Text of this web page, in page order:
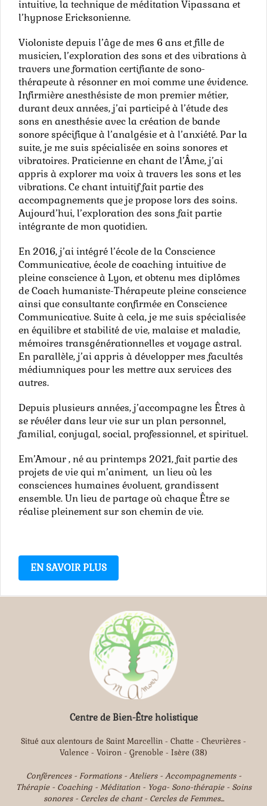
intuitive, la technique de méditation Vipassana et
l’hypnose Ericksonienne.
Violoniste depuis l’âge de mes 6 ans et fille de
musicien, l’exploration des sons et des vibrations à
travers une formation certifiante de sono-
thérapeute à résonner en moi comme une évidence.
Infirmière anesthésiste de mon premier métier,
durant deux années, j’ai participé à l’étude des
sons en anesthésie avec la création de bande
sonore spécifique à l’analgésie et à l’anxiété. Par la
suite, je me suis spécialisée en soins sonores et
vibratoires. Praticienne en chant de l’Âme, j’ai
appris à explorer ma voix à travers les sons et les
vibrations. Ce chant intuitif fait partie des
accompagnements que je propose lors des soins.
Aujourd’hui, l’exploration des sons fait partie
intégrante de mon quotidien.
En 2016, j’ai intégré l’école de la Conscience
Communicative, école de coaching intuitive de
pleine conscience à Lyon, et obtenu mes diplômes
de Coach humaniste-Thérapeute pleine conscience
ainsi que consultante confirmée en Conscience
Communicative. Suite à cela, je me suis spécialisée
en équilibre et stabilité de vie, malaise et maladie,
mémoires transgénérationnelles et voyage astral.
En parallèle, j’ai appris à développer mes facultés
médiumniques pour les mettre aux services des
autres.
Depuis plusieurs années, j’accompagne les Êtres à
se révéler dans leur vie sur un plan personnel,
familial, conjugal, social, professionnel, et spirituel.
Em’Amour , né au printemps 2021, fait partie des
projets de vie qui m’animent, un lieu où les
consciences humaines évoluent, grandissent
ensemble. Un lieu de partage où chaque Être se
réalise pleinement sur son chemin de vie.
EN SAVOIR PLUS
Centre de Bien-Être holistique
Situé aux alentours de Saint Marcellin - Chatte - Chevrières -
Valence - Voiron - Grenoble - Isère (38)
Conférences - Formations - Ateliers - Accompagnements -
Thérapie - Coaching - Méditation - Yoga- Sono-thérapie - Soins
sonores - Cercles de chant - Cercles de Femmes...